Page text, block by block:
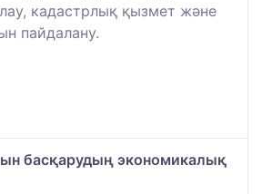
кадастрлық қызмет және
пайдалану.
басқарудың экономикалық